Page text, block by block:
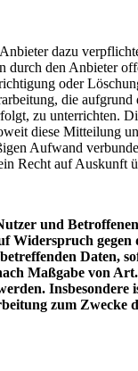
dazu
durch den Anbieter
oder
die
zu unterrichten.
diese Mitteilung
Aufwand
Recht auf Auskunft
und
Widerspruch gegen
Daten,
Maßgabe von
Insbesondere
zum Zwecke